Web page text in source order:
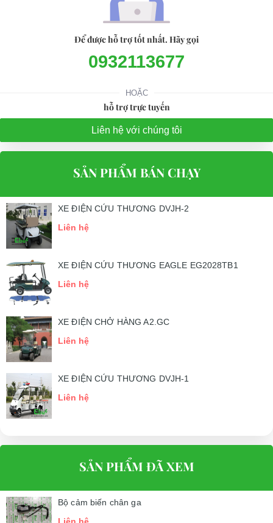
Để được hỗ trợ tốt nhất. Hãy gọi
0932113677
HOẶC
hỗ trợ trực tuyến
Liên hệ với chúng tôi
SẢN PHẨM BÁN CHẠY
XE ĐIỆN CỨU THƯƠNG DVJH-2
Liên hệ
XE ĐIỆN CỨU THƯƠNG EAGLE EG2028TB1
Liên hệ
XE ĐIỆN CHỞ HÀNG A2.GC
Liên hệ
XE ĐIỆN CỨU THƯƠNG DVJH-1
Liên hệ
SẢN PHẨM ĐÃ XEM
Bộ cảm biến chân ga